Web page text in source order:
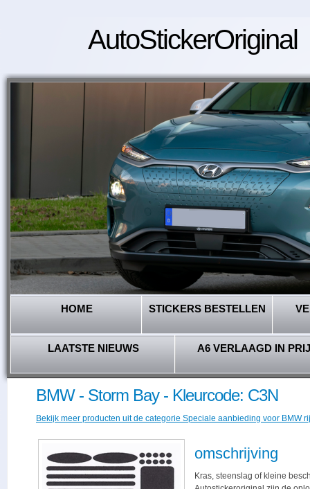
AutoStickerOriginal
HOME STICKERS BESTELLEN
LAATSTE NIEUWS A6 VERLAAGD IN
BMW - Storm Bay - Kleurcode: C3N
Bekijk meer producten uit de categorie Speciale aanbieding voor BMW
omschrijving
Kras, steenslag of kleine